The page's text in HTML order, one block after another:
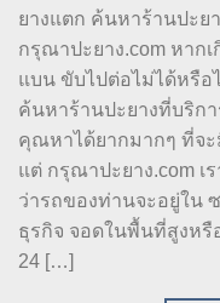
ยางแตก ค้นหาร้านปะย
กรุณาปะยาง.com หาก
แบน ขับไปต่อไม่ได้หรือ
ค้นหาร้านปะยางที่บริก
คุณหาได้ยากมากๆ ที่จะ
แต่ กรุณาปะยาง.com เ
ว่ารถของท่านจะอยู่ใน
ธุรกิจ จอดในพื้นที่สูงหรื
24 […]